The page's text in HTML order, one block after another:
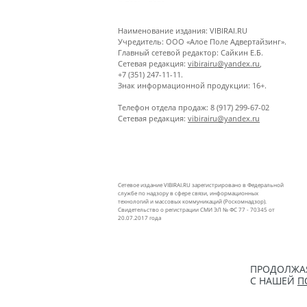
Наименование издания: VIBIRAI.RU
Учредитель: ООО «Алое Поле Адвертайзинг».
Главный сетевой редактор: Сайкин Е.Б.
Сетевая редакция: vibirairu@yandex.ru
+7 (351) 247-11-11.
Знак информационной продукции: 16+.
Телефон отдела продаж: 8 (917) 299-67-02
Сетевая редакция: vibirairu@yandex.ru
Сетевое издание VIBIRAI.RU зарегистрировано в Федеральной
службе по надзору в сфере связи, информационных
технологий и массовых коммуникаций (Роскомнадзор).
Свидетельство о регистрации СМИ ЭЛ № ФС 77 - 70345 от
20.07.2017 года
С НАШЕЙ